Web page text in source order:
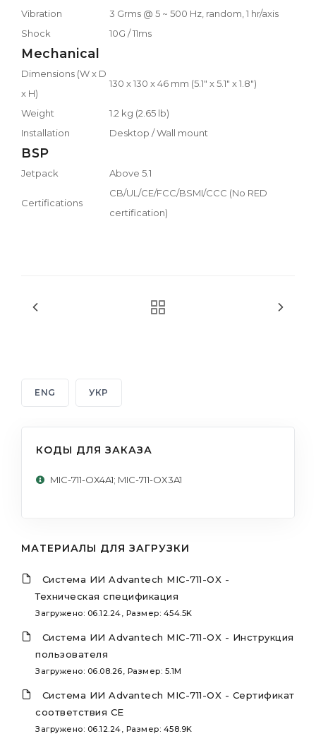
Vibration
3 Grms @ 5 ~ 500 Hz, random, 1 hr/axis
Shock
10G / 11ms
Mechanical
Dimensions (W x D
x H)
130 x 130 x 46 mm (5.1" x 5.1" x 1.8")
Weight
1.2 kg (2.65 lb)
Installation
Desktop / Wall mount
BSP
Jetpack Above 5.1
Certifications
CB/UL/CE/FCC/BSMI/CCC (No RED
certification)
ENG УКР
КОДЫ ДЛЯ ЗАКАЗА
MIC-711-OX4A1; MIC-711-OX3A1
МАТЕРИАЛЫ ДЛЯ ЗАГРУЗКИ
Система ИИ Advantech MIC-711-OX -
Техническая спецификация
Загружено: 06.12.24, Размер: 454.5K
Система ИИ Advantech MIC-711-OX - Инструкция
пользователя
Загружено: 06.08.26, Размер: 5.1M
Система ИИ Advantech MIC-711-OX - Сертификат
соответствия CE
Загружено: 06.12.24, Размер: 458.9K